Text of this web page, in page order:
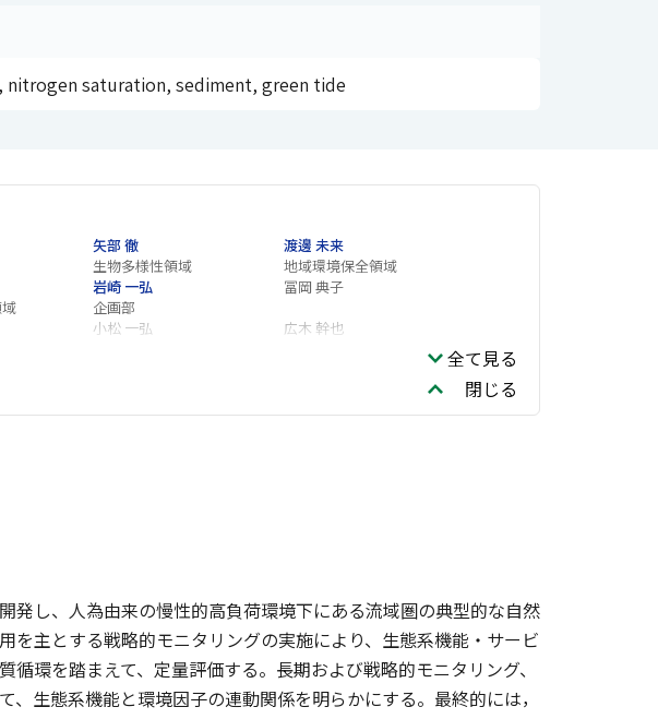
saturation, sediment, green tide
矢部 徹
生物多様性領域
渡邊 未来
地域環境保全領域
岩崎 一弘
企画部
冨岡 典子
小松 一弘
広木 幹也
佐藤 貴之
有田 康一
全て見る
閉じる
発し、人為由来の慢性的高負荷環境下にある流域圏の典型的な自然
主とする戦略的モニタリングの実施により、生態系機能・サービ
環を踏まえて、定量評価する。長期および戦略的モニタリング、
生態系機能と環境因子の連動関係を明らかにする。最終的には，